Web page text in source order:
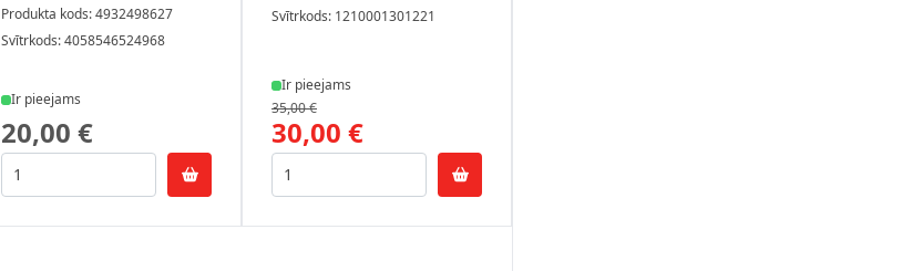
Produkta kods: 4932498627
Svītrkods: 4058546524968
Ir pieejams
20,00 €
Svītrkods: 1210001301221
Ir pieejams
30,00 €
35,00 €